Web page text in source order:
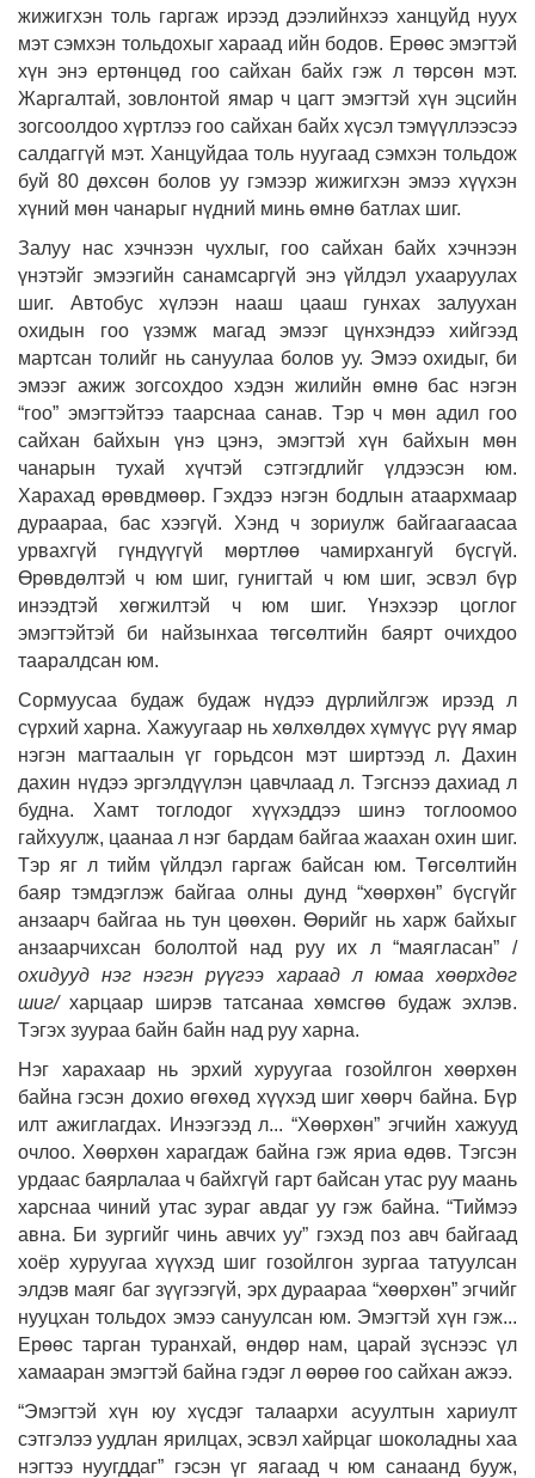
жижигхэн толь гаргаж ирээд дээлийнхээ ханцуйд нуух
мэт сэмхэн тольдохыг хараад ийн бодов. Ерөөс эмэгтэй
хүн энэ ертөнцөд гоо сайхан байх гэж л төрсөн мэт.
Жаргалтай, зовлонтой ямар ч цагт эмэгтэй хүн эцсийн
зогсоолдоо хүртлээ гоо сайхан байх хүсэл тэмүүллээсээ
салдаггүй мэт. Ханцуйдаа толь нуугаад сэмхэн тольдож
буй 80 дөхсөн болов уу гэмээр жижигхэн эмээ хүүхэн
хүний мөн чанарыг нүдний минь өмнө батлах шиг.
Залуу нас хэчнээн чухлыг, гоо сайхан байх хэчнээн
үнэтэйг эмээгийн санамсаргүй энэ үйлдэл ухааруулах
шиг. Автобус хүлээн нааш цааш гунхах залуухан
охидын гоо үзэмж магад эмээг цүнхэндээ хийгээд
мартсан толийг нь сануулаа болов уу. Эмээ охидыг, би
эмээг ажиж зогсохдоо хэдэн жилийн өмнө бас нэгэн
“гоо” эмэгтэйтээ таарснаа санав. Тэр ч мөн адил гоо
сайхан байхын үнэ цэнэ, эмэгтэй хүн байхын мөн
чанарын тухай хүчтэй сэтгэгдлийг үлдээсэн юм.
Харахад өрөвдмөөр. Гэхдээ нэгэн бодлын атаархмаар
дураараа, бас хээгүй. Хэнд ч зориулж байгаагаасаа
урвахгүй гүндүүгүй мөртлөө чамирхангуй бүсгүй.
Өрөвдөлтэй ч юм шиг, гунигтай ч юм шиг, эсвэл бүр
инээдтэй хөгжилтэй ч юм шиг. Үнэхээр цоглог
эмэгтэйтэй би найзынхаа төгсөлтийн баярт очихдоо
тааралдсан юм.
Сормуусаа будаж будаж нүдээ дүрлийлгэж ирээд л
сүрхий харна. Хажуугаар нь хөлхөлдөх хүмүүс рүү ямар
нэгэн магтаалын үг горьдсон мэт ширтээд л. Дахин
дахин нүдээ эргэлдүүлэн цавчлаад л. Тэгснээ дахиад л
будна. Хамт тоглодог хүүхэддээ шинэ тоглоомоо
гайхуулж, цаанаа л нэг бардам байгаа жаахан охин шиг.
Тэр яг л тийм үйлдэл гаргаж байсан юм. Төгсөлтийн
баяр тэмдэглэж байгаа олны дунд “хөөрхөн” бүсгүйг
анзаарч байгаа нь тун цөөхөн. Өөрийг нь харж байхыг
анзаарчихсан бололтой над руу их л “маягласан” /
охидууд нэг нэгэн рүүгээ хараад л юмаа хөөрхдөг
шиг/харцаар ширэв татсанаа хөмсгөө будаж эхлэв.
Тэгэх зуураа байн байн над руу харна.
Нэг харахаар нь эрхий хуруугаа гозойлгон хөөрхөн
байна гэсэн дохио өгөхөд хүүхэд шиг хөөрч байна. Бүр
илт ажиглагдах. Инээгээд л... “Хөөрхөн” эгчийн хажууд
очлоо. Хөөрхөн харагдаж байна гэж яриа өдөв. Тэгсэн
урдаас баярлалаа ч байхгүй гарт байсан утас руу маань
харснаа чиний утас зураг авдаг уу гэж байна. “Тиймээ
авна. Би зургийг чинь авчих уу” гэхэд поз авч байгаад
хоёр хуруугаа хүүхэд шиг гозойлгон зургаа татуулсан
элдэв маяг баг зүүгээгүй, эрх дураараа “хөөрхөн” эгчийг
нууцхан тольдох эмээ сануулсан юм. Эмэгтэй хүн гэж...
Ерөөс тарган туранхай, өндөр нам, царай зүснээс үл
хамааран эмэгтэй байна гэдэг л өөрөө гоо сайхан ажээ.
“Эмэгтэй хүн юу хүсдэг талаархи асуултын хариулт
сэтгэлээ уудлан ярилцах, эсвэл хайрцаг шоколадны хаа
нэгтээ нуугддаг” гэсэн үг яагаад ч юм санаанд бууж,